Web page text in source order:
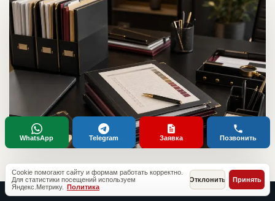
Cookie помогают сайту и формам работать корректно.
Для статистики посещений используем
Яндекс.Метрику. Политика
Отклонить Принять
WhatsApp Telegram Заявка Позвонить